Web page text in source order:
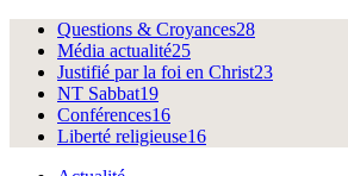
Questions & Croyances28
Média actualité25
Justifié par la foi en Christ23
NT Sabbat19
Conférences16
Liberté religieuse16